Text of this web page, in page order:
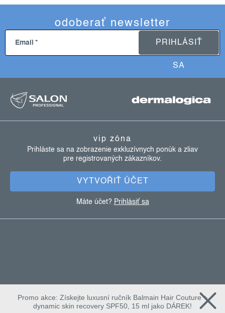
odoberať newsletter
Email PRIHLÁSIŤ
SA
vip zóna
Prihláste sa na zobrazenie exkluzívnych ponúk a zliav
pre registrovaných zákazníkov.
VYTVOŘIŤ ÚČET
Máte účet? Prihlásiť sa
Promo akce: Získejte luxusní ručník Balmain Hair Couture +
dynamic skin recovery SPF50, 15 ml jako DÁREK!